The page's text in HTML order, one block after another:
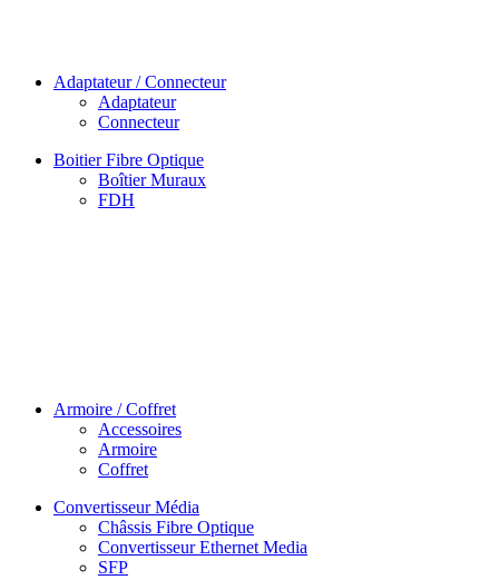
Adaptateur / Connecteur
Adaptateur
Connecteur
Boitier Fibre Optique
Boîtier Muraux
FDH
Armoire / Coffret
Accessoires
Armoire
Coffret
Convertisseur Média
Châssis Fibre Optique
Convertisseur Ethernet Media
SFP